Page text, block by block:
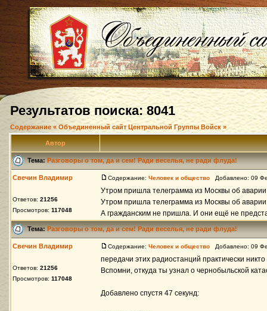
Результатов поиска: 8041
Содержание « Объединенный сайт Центральной Группы Войск »
Автор
Тема:Разговоры о том, да и сем! Ради веселья, не ради флуда!
Свечин Владимир
Ответов: 21256
Просмотров: 117048
Содержание: Человек и общество Добавлено: 09
Утром пришла телеграмма из Москвы об аварии
Утром пришла телеграмма из Москвы об аварии
А гражданским не пришла. И они ещё не
Тема:Разговоры о том, да и сем! Ради веселья, не ради флуда!
Свечин Владимир
Ответов: 21256
Просмотров: 117048
Содержание: Человек и общество Добавлено: 09
передачи этих радиостанций практически
Вспомни, откуда ты узнал о чернобыльской
Добавлено спустя 47 секунд: